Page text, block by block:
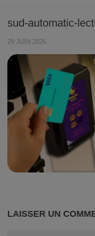
sud-automatic-
29 JUIN 2026
LAISSER UN